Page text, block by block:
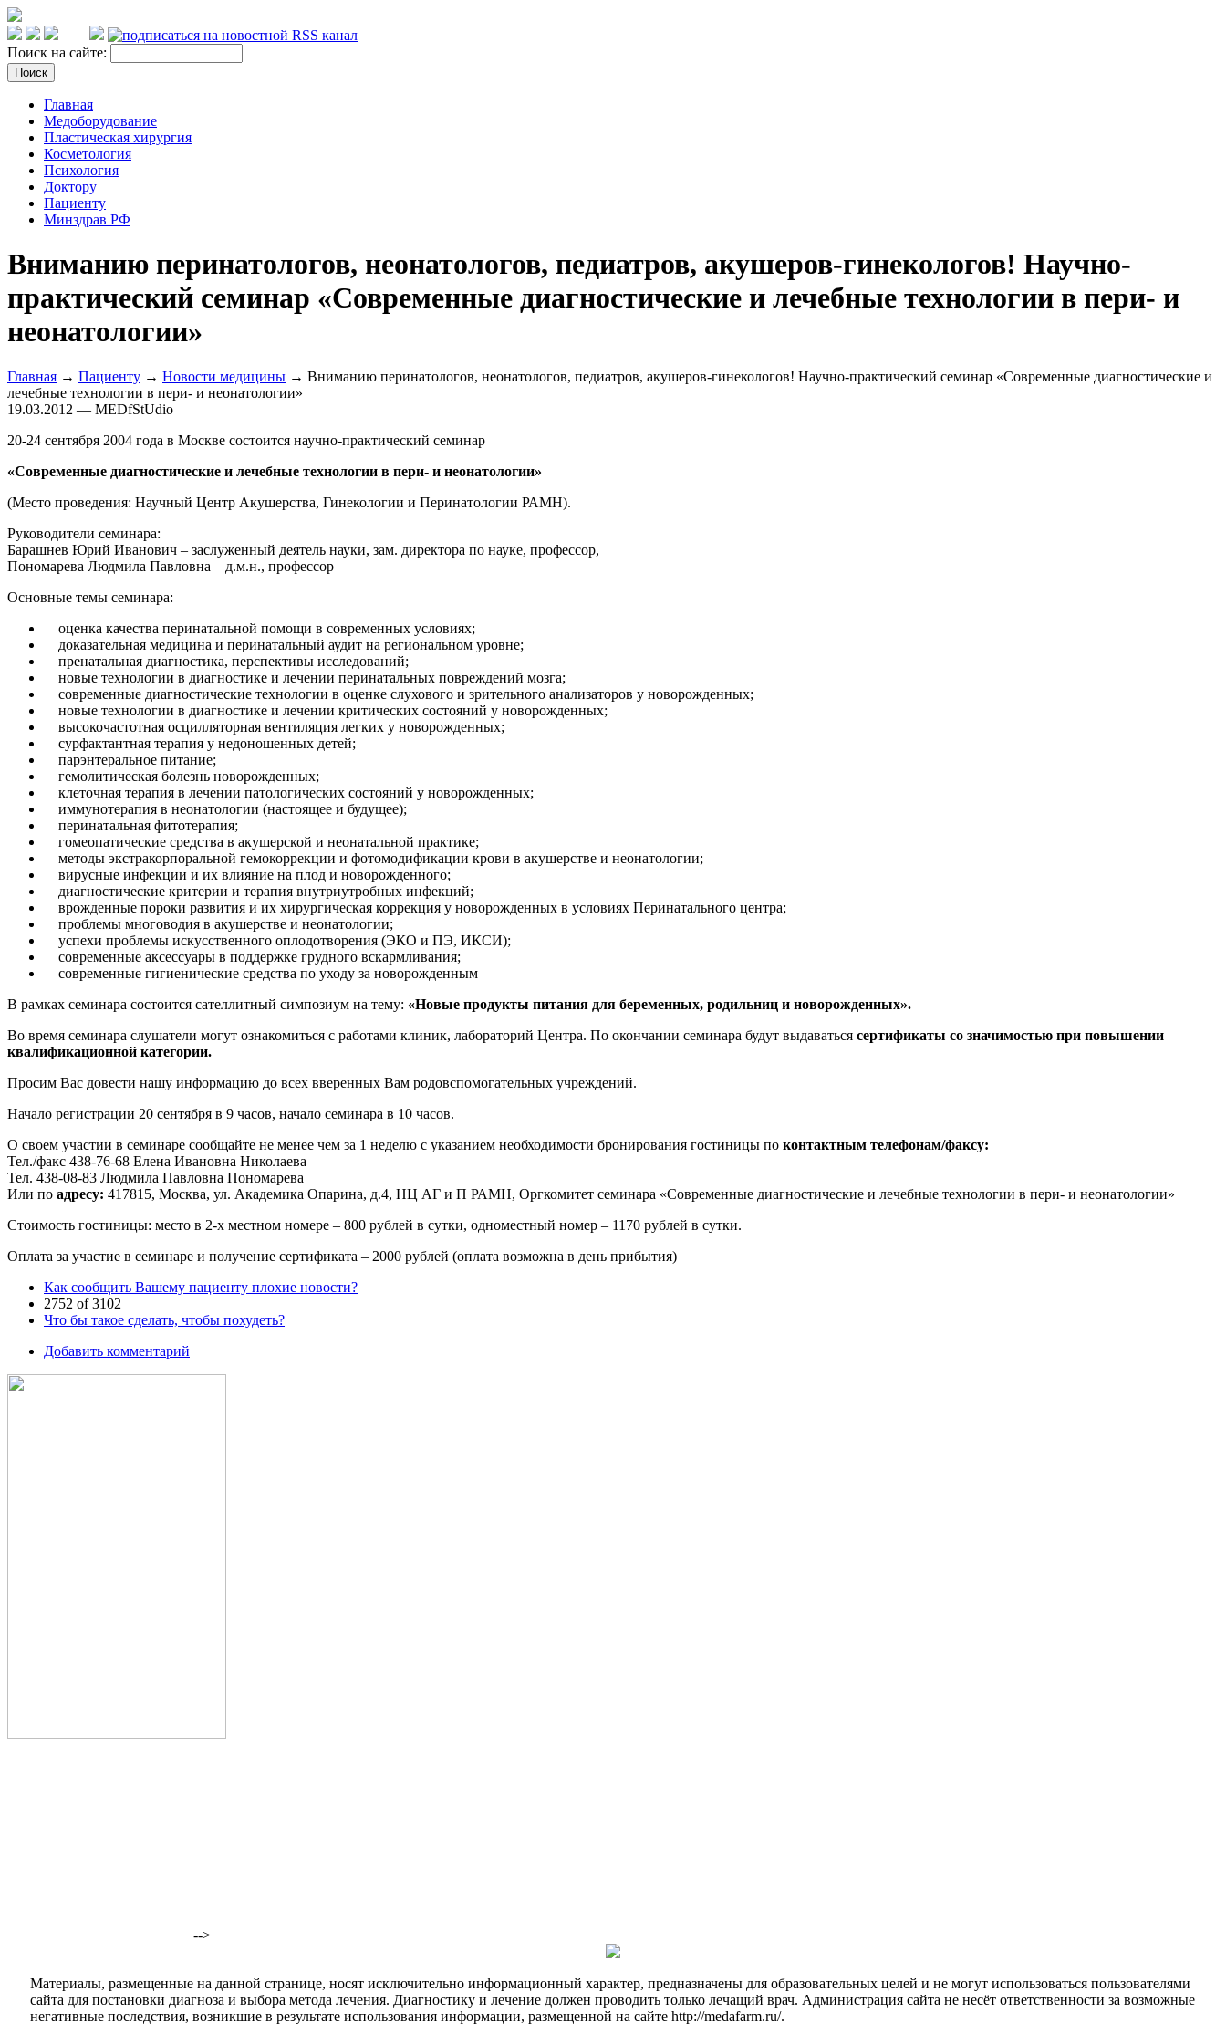
Поиск на сайте:
Главная
Медоборудование
Пластическая хирургия
Косметология
Психология
Доктору
Пациенту
Минздрав РФ
Вниманию перинатологов, неонатологов, педиатров, акушеров-гинекологов! Научно-
практический семинар «Современные диагностические и лечебные технологии в пери- и
неонатологии»
Главная → Пациенту → Новости медицины → Вниманию перинатологов, неонатологов, педиатров, акушеров-гинекологов! Научно-практический семинар «Современные диагностические и
лечебные технологии в пери- и неонатологии»
19.03.2012 — MEDfStUdio
20-24 сентября 2004 года в Москве состоится научно-практический семинар
«Современные диагностические и лечебные технологии в пери- и неонатологии»
(Место проведения: Научный Центр Акушерства, Гинекологии и Перинатологии РАМН).
Руководители семинара:
Барашнев Юрий Иванович – заслуженный деятель науки, зам. директора по науке, профессор,
Пономарева Людмила Павловна – д.м.н., профессор
Основные темы семинара:
оценка качества перинатальной помощи в современных условиях;
доказательная медицина и перинатальный аудит на региональном уровне;
пренатальная диагностика, перспективы исследований;
новые технологии в диагностике и лечении перинатальных повреждений мозга;
современные диагностические технологии в оценке слухового и зрительного анализаторов у новорожденных;
новые технологии в диагностике и лечении критических состояний у новорожденных;
высокочастотная осцилляторная вентиляция легких у новорожденных;
сурфактантная терапия у недоношенных детей;
парэнтеральное питание;
гемолитическая болезнь новорожденных;
клеточная терапия в лечении патологических состояний у новорожденных;
иммунотерапия в неонатологии (настоящее и будущее);
перинатальная фитотерапия;
гомеопатические средства в акушерской и неонатальной практике;
методы экстракорпоральной гемокоррекции и фотомодификации крови в акушерстве и неонатологии;
вирусные инфекции и их влияние на плод и новорожденного;
диагностические критерии и терапия внутриутробных инфекций;
врожденные пороки развития и их хирургическая коррекция у новорожденных в условиях Перинатального центра;
проблемы многоводия в акушерстве и неонатологии;
успехи проблемы искусственного оплодотворения (ЭКО и ПЭ, ИКСИ);
современные аксессуары в поддержке грудного вскармливания;
современные гигиенические средства по уходу за новорожденным
В рамках семинара состоится сателлитный симпозиум на тему: «Новые продукты питания для беременных, родильниц и новорожденных».
Во время семинара слушатели могут ознакомиться с работами клиник, лабораторий Центра. По окончании семинара будут выдаваться сертификаты со значимостью при повышении
квалификационной категории.
Просим Вас довести нашу информацию до всех вверенных Вам родовспомогательных учреждений.
Начало регистрации 20 сентября в 9 часов, начало семинара в 10 часов.
О своем участии в семинаре сообщайте не менее чем за 1 неделю с указанием необходимости бронирования гостиницы по контактным телефонам/факсу:
Тел./факс 438-76-68 Елена Ивановна Николаева
Тел. 438-08-83 Людмила Павловна Пономарева
Или по адресу: 417815, Москва, ул. Академика Опарина, д.4, НЦ АГ и П РАМН, Оргкомитет семинара «Современные диагностические и лечебные технологии в пери- и неонатологии»
Стоимость гостиницы: место в 2-х местном номере – 800 рублей в сутки, одноместный номер – 1170 рублей в сутки.
Оплата за участие в семинаре и получение сертификата – 2000 рублей (оплата возможна в день прибытия)
Как сообщить Вашему пациенту плохие новости?
2752 of 3102
Что бы такое сделать, чтобы похудеть?
Добавить комментарий
-->
Материалы, размещенные на данной странице, носят исключительно информационный характер, предназначены для образовательных целей и не могут использоваться пользователями
сайта для постановки диагноза и выбора метода лечения. Диагностику и лечение должен проводить только лечащий врач. Администрация сайта не несёт ответственности за возможные
негативные последствия, возникшие в результате использования информации, размещенной на сайте http://medafarm.ru/.